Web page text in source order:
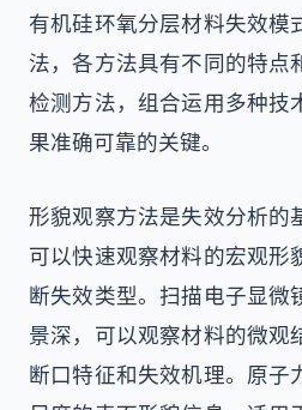
有机硅环氧分层材料失效模
法，各方法具有不同的特点
检测方法，组合运用多种技
果准确可靠的关键。
形貌观察方法是失效分析的
可以快速观察材料的宏观形
断失效类型。扫描电子显微
景深，可以观察材料的微观
断口特征和失效机理。原子